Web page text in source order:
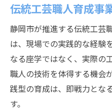
伝統工芸職人育成事
静岡市が推進する伝統工芸
は、現場での実践的な経験
なる座学ではなく、実際の
職人の技術を体得する機会
践型の育成は、即戦力とな
す。